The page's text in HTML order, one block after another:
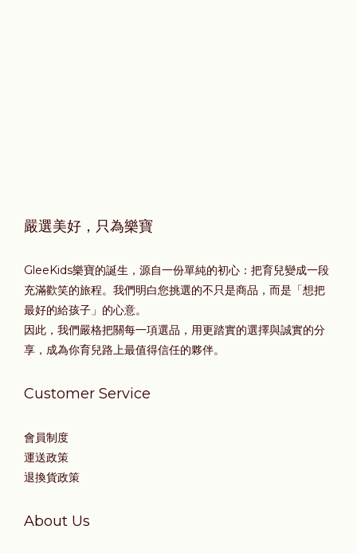
嚴選美好，只為樂寶
GleeKids樂寶的誕生，源自一份單純的初心：把育兒變成一段
充滿歡笑的旅程。我們明白您挑選的不只是商品，而是「想把
最好的給孩子」的心意。
因此，我們嚴格把關每一項選品，用更踏實的選擇與誠實的分
享，成為你育兒路上最值得信任的夥伴。
Customer Service
會員制度
運送政策
退換貨政策
About Us